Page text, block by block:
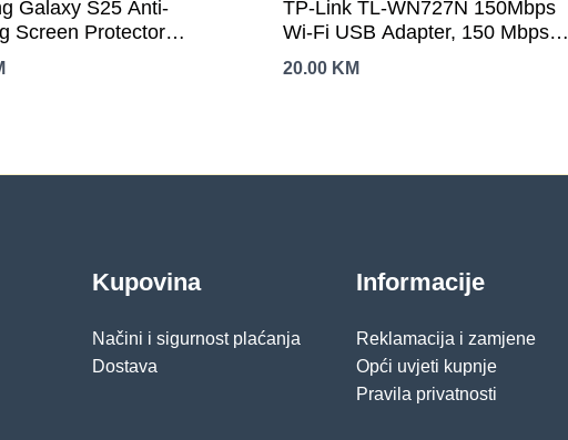
Galaxy S25 Anti-
Screen Protector
TP-Link TL-WN727N 150Mbps
Wi-Fi USB Adapter, 150 Mbps at
2.4 GHz, USB 2.0, WPS Button,
Supports Windows
20.00 KM
Kupovina
Načini i sigurnost plaćanja
Dostava
Informacije
Reklamacija i zamjene
Opći uvjeti kupnje
Pravila privatnosti